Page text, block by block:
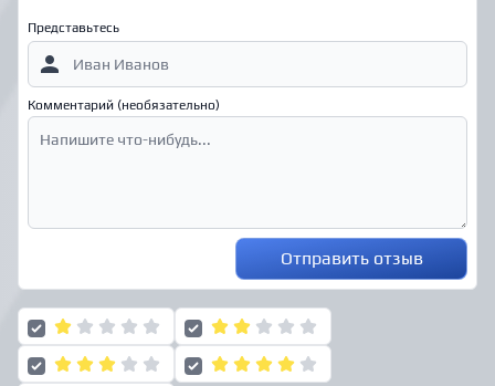
Представьтесь
Комментарий (необязательно)
Отправить отзыв